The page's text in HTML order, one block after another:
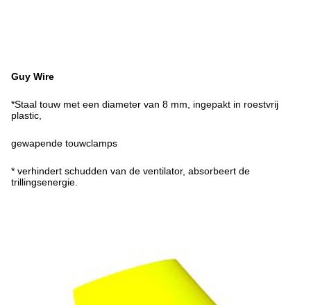
Guy Wire
*Staal touw met een diameter van 8 mm, ingepakt in roestvrij
plastic,
gewapende touwclamps
* verhindert schudden van de ventilator, absorbeert de
trillingsenergie.